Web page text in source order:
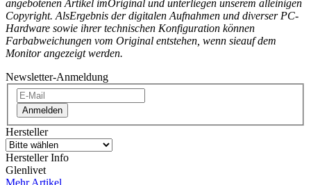
angebotenen Artikel imOriginal und unterliegen unserem alleinigen
Copyright. AlsErgebnis der digitalen Aufnahmen und diverser PC-
Hardware sowie ihrer technischen Konfiguration können
Farbabweichungen vom Original entstehen, wenn sieauf dem
Monitor angezeigt werden.
Newsletter-Anmeldung
Anmelden
Hersteller
Hersteller Info
Glenlivet